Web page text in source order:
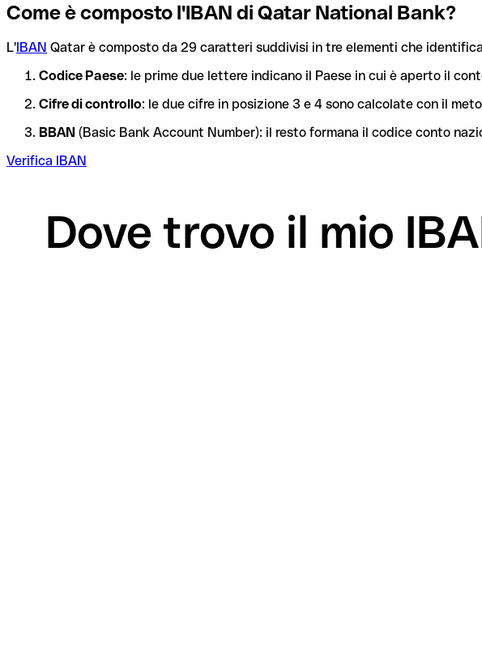
Come è composto l'IBAN di Qatar National Bank?
L'IBAN Qatar è composto da 29 caratteri suddivisi in tre elementi che
Codice Paese: le prime due lettere indicano il Paese in cui è aperto il
Cifre di controllo: le due cifre in posizione 3 e 4 sono calcolate con il
BBAN (Basic Bank Account Number): il resto formana il codice conto
Verifica IBAN
Dove trovo il mio